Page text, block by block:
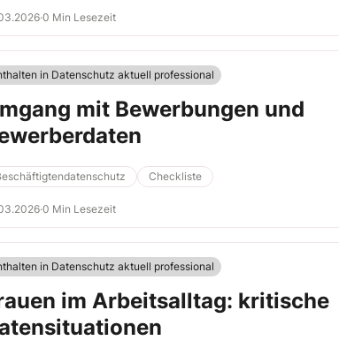
·0 Min Lesezeit
in Datenschutz aktuell professional
mit Bewerbungen und
Checkliste
·0 Min Lesezeit
in Datenschutz aktuell professional
im Arbeitsalltag: kritische